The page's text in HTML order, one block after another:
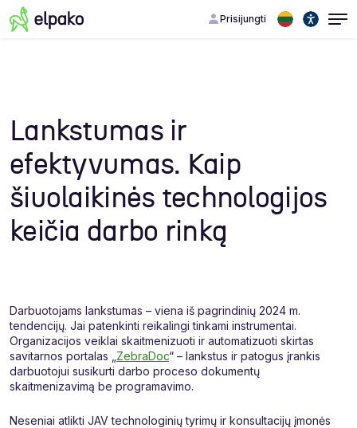
Prisijungti
Lankstumas ir
efektyvumas. Kaip
šiuolaikinės technologijos
keičia darbo rinką
Darbuotojams lankstumas – viena iš pagrindinių 2024 m.
tendencijų. Jai patenkinti reikalingi tinkami instrumentai.
Organizacijos veiklai skaitmenizuoti ir automatizuoti skirtas
savitarnos portalas „ ZebraDoc“ – lankstus ir patogus įrankis
darbuotojui susikurti darbo proceso dokumentų
skaitmenizavimą be programavimo.
Neseniai atlikti JAV technologinių tyrimų ir konsultacijų įmonės